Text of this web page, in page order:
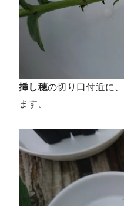
挿し穂の切り口付近に、
ます。